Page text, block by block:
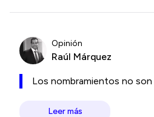
Opinión
Raúl Márquez
Los nombramientos no
Leer más